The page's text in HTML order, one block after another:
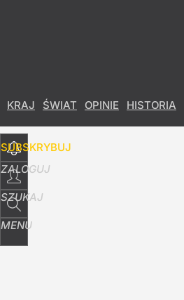
KRAJ ŚWIAT OPINIE HISTORIA
SUBSKRYBUJ
ZALOGUJ
SZUKAJ
MENU